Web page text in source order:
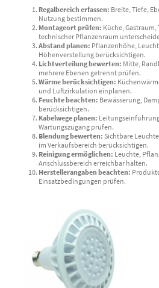
Regalbereich erfassen: Breite, Tiefe,
Nutzung bestimmen.
Montageort prüfen: Küche,
technischer Pflanzenraum
Abstand planen: Pflanzenhöhe,
Höhenverstellung berücksichtigen.
Lichtverteilung bewerten: Mitte,
mehrere Ebenen getrennt prüfen.
Wärme berücksichtigen:
und Luftzirkulation einplanen.
Feuchte beachten: Bewässerung,
berücksichtigen.
Kabelwege planen:
Wartungszugang prüfen.
Blendung bewerten: Sichtbare
im Verkaufsbereich berücksichtigen.
Reinigung ermöglichen: Leuchte,
Anschlussbereich erreichbar halten.
Herstellerangaben beachten:
Einsatzbedingungen prüfen.